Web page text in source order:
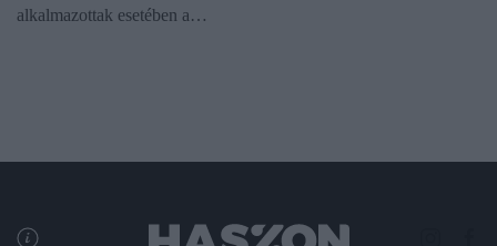
alkalmazottak esetében a…